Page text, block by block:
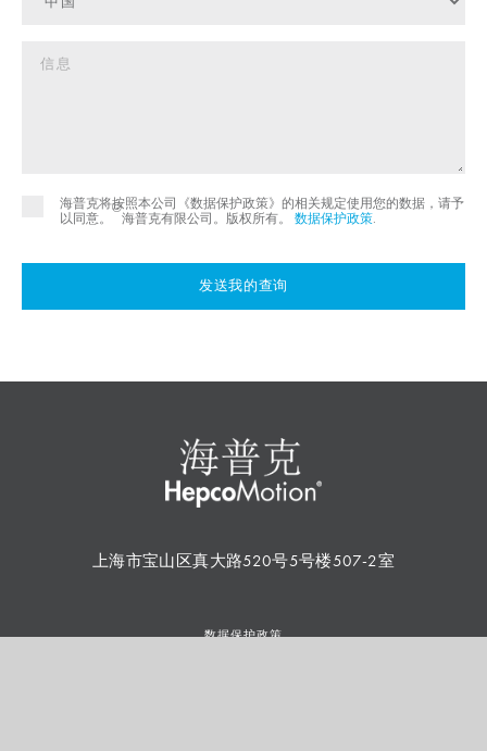
海普克将按照本公司《数据保护政策》的相关规定使用您的数据，请予
以同意。
©
海普克有限公司。版权所有。 数据保护政策.
发送我的查询
上海市宝山区真大路520号5号楼507-2室
数据保护政策